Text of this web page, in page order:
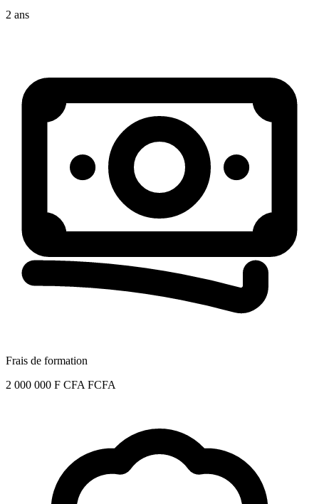
2 ans
Frais de formation
2 000 000 F CFA FCFA